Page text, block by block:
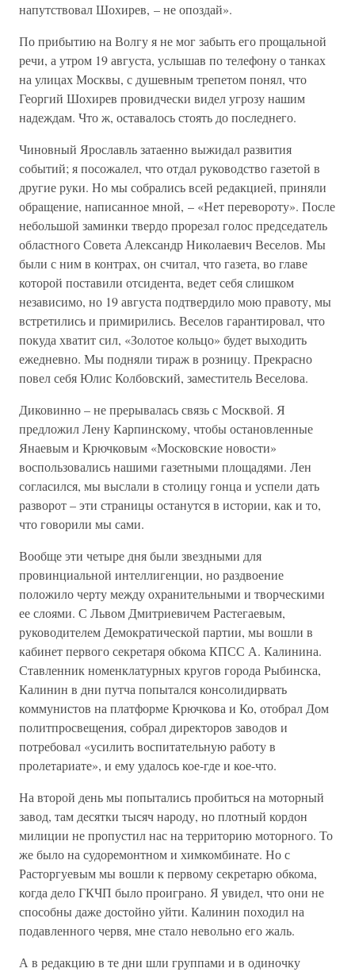
напутствовал Шохирев, – не опоздай».
По прибытию на Волгу я не мог забыть его прощальной
речи, а утром 19 августа, услышав по телефону о танках
на улицах Москвы, с душевным трепетом понял, что
Георгий Шохирев провидчески видел угрозу нашим
надеждам. Что ж, оставалось стоять до последнего.
Чиновный Ярославль затаенно выжидал развития
событий; я посожалел, что отдал руководство газетой в
другие руки. Но мы собрались всей редакцией, приняли
обращение, написанное мной, – «Нет перевороту». После
небольшой заминки твердо прорезал голос председатель
областного Совета Александр Николаевич Веселов. Мы
были с ним в контрах, он считал, что газета, во главе
которой поставили отсидента, ведет себя слишком
независимо, но 19 августа подтвердило мою правоту, мы
встретились и примирились. Веселов гарантировал, что
покуда хватит сил, «Золотое кольцо» будет выходить
ежедневно. Мы подняли тираж в розницу. Прекрасно
повел себя Юлис Колбовский, заместитель Веселова.
Диковинно – не прерывалась связь с Москвой. Я
предложил Лену Карпинскому, чтобы остановленные
Янаевым и Крючковым «Московские новости»
воспользовались нашими газетными площадями. Лен
согласился, мы выслали в столицу гонца и успели дать
разворот – эти страницы останутся в истории, как и то,
что говорили мы сами.
Вообще эти четыре дня были звездными для
провинциальной интеллигенции, но раздвоение
положило черту между охранительными и творческими
ее слоями. С Львом Дмитриевичем Растегаевым,
руководителем Демократической партии, мы вошли в
кабинет первого секретаря обкома КПСС А. Калинина.
Ставленник номенклатурных кругов города Рыбинска,
Калинин в дни путча попытался консолидирвать
коммунистов на платформе Крючкова и Ко, отобрал Дом
политпросвещения, собрал директоров заводов и
потребовал «усилить воспитательную работу в
пролетариате», и ему удалось кое-где и кое-что.
На второй день мы попытались пробиться на моторный
завод, там десятки тысяч народу, но плотный кордон
милиции не пропустил нас на территорию моторного. То
же было на судоремонтном и химкомбинате. Но с
Расторгуевым мы вошли к первому секретарю обкома,
когда дело ГКЧП было проиграно. Я увидел, что они не
способны даже достойно уйти. Калинин походил на
подавленного червя, мне стало невольно его жаль.
А в редакцию в те дни шли группами и в одиночку